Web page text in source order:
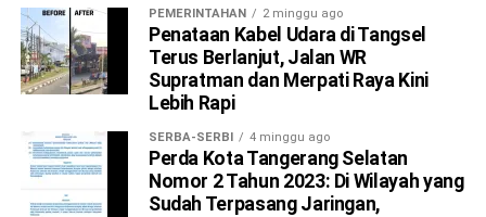
PEMERINTAHAN 2 minggu ago
Penataan Kabel Udara di Tangsel
Terus Berlanjut, Jalan WR
Supratman dan Merpati Raya Kini
Lebih Rapi
SERBA-SERBI 4 minggu ago
Perda Kota Tangerang Selatan
Nomor 2 Tahun 2023: Di Wilayah yang
Sudah Terpasang Jaringan,